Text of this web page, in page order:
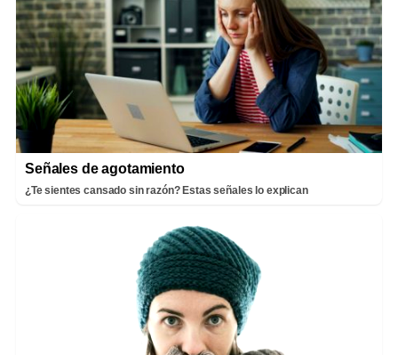
Señales de agotamiento
¿Te sientes cansado sin razón? Estas señales lo explican